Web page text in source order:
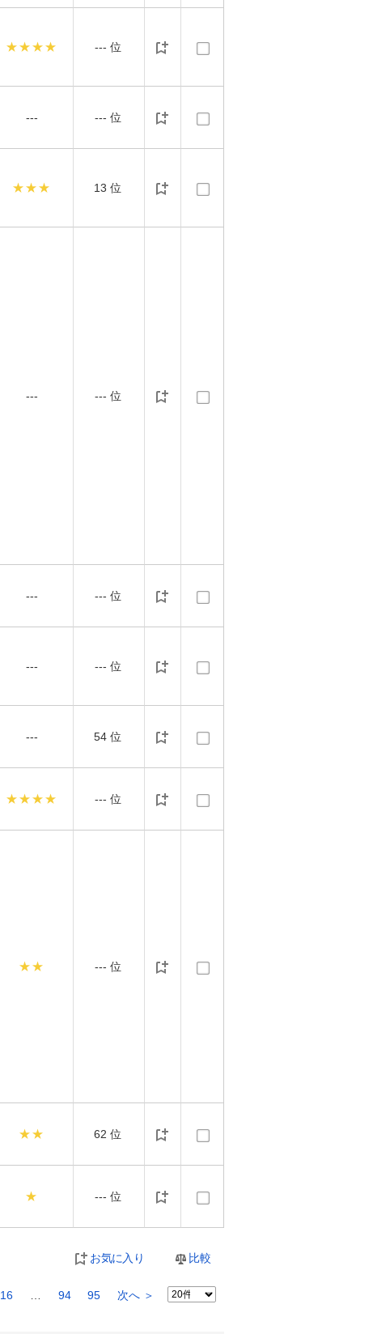
★★★★ --- 位
--- --- 位
★★★ 13 位
--- --- 位
--- --- 位
--- --- 位
--- 54 位
★★★★ --- 位
★★ --- 位
★★ 62 位
★ --- 位
比較
お気に入り
16 94 95 次へ ＞